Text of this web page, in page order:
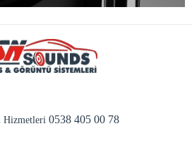
Hizmetleri0538 405 00 78